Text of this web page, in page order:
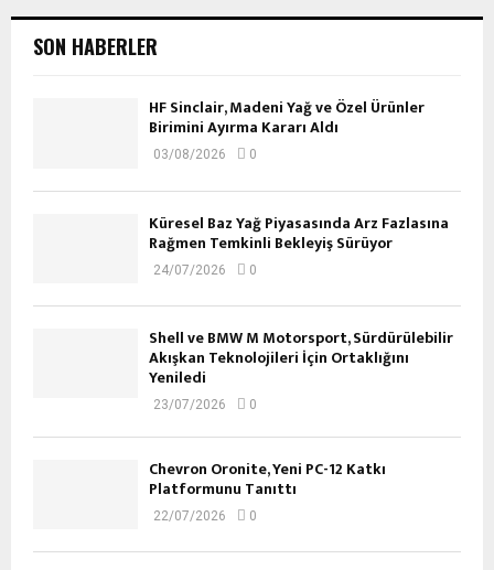
SON HABERLER
HF Sinclair, Madeni Yağ ve Özel Ürünler
Birimini Ayırma Kararı Aldı
03/08/2026 0
Küresel Baz Yağ Piyasasında Arz Fazlasına
Rağmen Temkinli Bekleyiş Sürüyor
24/07/2026 0
Shell ve BMW M Motorsport, Sürdürülebilir
Akışkan Teknolojileri İçin Ortaklığını
Yeniledi
23/07/2026 0
Chevron Oronite, Yeni PC-12 Katkı
Platformunu Tanıttı
22/07/2026 0